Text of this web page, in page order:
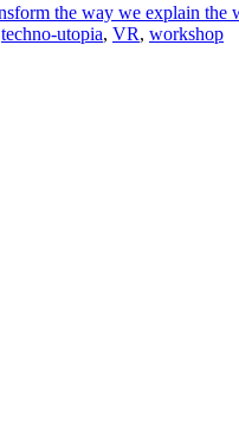
the way we explain
techno-utopia, VR, workshop